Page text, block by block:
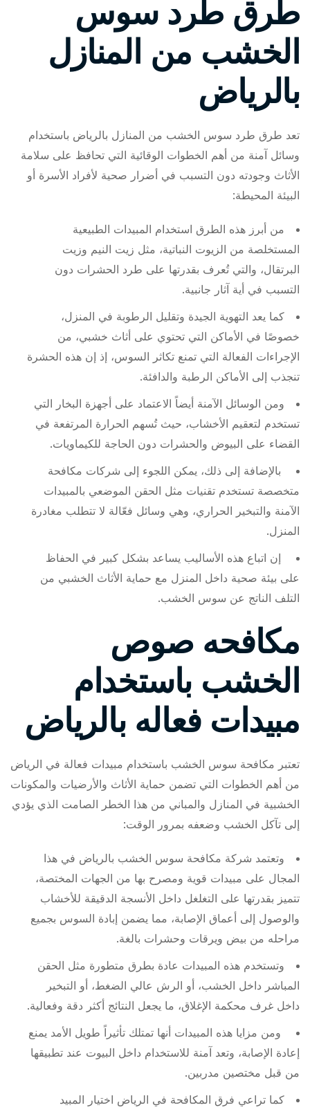
طرق طرد سوس
الخشب من المنازل
بالرياض
تعد طرق طرد سوس الخشب من المنازل بالرياض باستخدام
وسائل آمنة من أهم الخطوات الوقائية التي تحافظ على سلامة
الأثاث وجودته دون التسبب في أضرار صحية لأفراد الأسرة أو
البيئة المحيطة:
من أبرز هذه الطرق استخدام المبيدات الطبيعية
المستخلصة من الزيوت النباتية، مثل زيت النيم وزيت
البرتقال، والتي تُعرف بقدرتها على طرد الحشرات دون
التسبب في أية آثار جانبية.
كما يعد التهوية الجيدة وتقليل الرطوبة في المنزل،
خصوصًا في الأماكن التي تحتوي على أثاث خشبي، من
الإجراءات الفعالة التي تمنع تكاثر السوس، إذ إن هذه الحشرة
تنجذب إلى الأماكن الرطبة والدافئة.
ومن الوسائل الآمنة أيضاً الاعتماد على أجهزة البخار التي
تستخدم لتعقيم الأخشاب، حيث تُسهم الحرارة المرتفعة في
القضاء على البيوض والحشرات دون الحاجة للكيماويات.
بالإضافة إلى ذلك، يمكن اللجوء إلى شركات مكافحة
متخصصة تستخدم تقنيات مثل الحقن الموضعي بالمبيدات
الآمنة والتبخير الحراري، وهي وسائل فعّالة لا تتطلب مغادرة
المنزل.
إن اتباع هذه الأساليب يساعد بشكل كبير في الحفاظ
على بيئة صحية داخل المنزل مع حماية الأثاث الخشبي من
التلف الناتج عن سوس الخشب.
مكافحه صوص
الخشب باستخدام
مبيدات فعاله بالرياض
تعتبر مكافحة سوس الخشب باستخدام مبيدات فعالة في الرياض
من أهم الخطوات التي تضمن حماية الأثاث والأرضيات والمكونات
الخشبية في المنازل والمباني من هذا الخطر الصامت الذي يؤدي
إلى تآكل الخشب وضعفه بمرور الوقت:
وتعتمد شركة مكافحة سوس الخشب بالرياض في هذا
المجال على مبيدات قوية ومصرح بها من الجهات المختصة،
تتميز بقدرتها على التغلغل داخل الأنسجة الدقيقة للأخشاب
والوصول إلى أعماق الإصابة، مما يضمن إبادة السوس بجميع
مراحله من بيض ويرقات وحشرات بالغة.
وتستخدم هذه المبيدات عادة بطرق متطورة مثل الحقن
المباشر داخل الخشب، أو الرش عالي الضغط، أو التبخير
داخل غرف محكمة الإغلاق، ما يجعل النتائج أكثر دقة وفعالية.
ومن مزايا هذه المبيدات أنها تمتلك تأثيراً طويل الأمد يمنع
إعادة الإصابة، وتعد آمنة للاستخدام داخل البيوت عند تطبيقها
من قبل مختصين مدربين.
كما تراعي فرق المكافحة في الرياض اختيار المبيد